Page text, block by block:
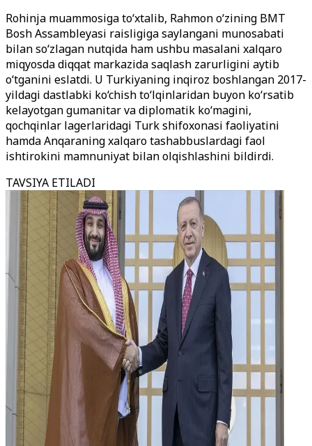
Rohinja muammosiga to‘xtalib, Rahmon o‘zining BMT
Bosh Assambleyasi raisligiga saylangani munosabati
bilan so‘zlagan nutqida ham ushbu masalani xalqaro
miqyosda diqqat markazida saqlash zarurligini aytib
o‘tganini eslatdi. U Turkiyaning inqiroz boshlangan 2017-
yildagi dastlabki ko‘chish to‘lqinlaridan buyon ko‘rsatib
kelayotgan gumanitar va diplomatik ko‘magini,
qochqinlar lagerlaridagi Turk shifoxonasi faoliyatini
hamda Anqaraning xalqaro tashabbuslardagi faol
ishtirokini mamnuniyat bilan olqishlashini bildirdi.
TAVSIYA ETILADI